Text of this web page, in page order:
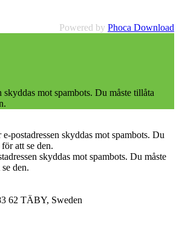
Powered by Phoca Download
skyddas mot spambots. Du måste tillåta
e-postadressen skyddas mot spambots. Du
att se den.
skyddas mot spambots. Du måste
den.
62 TÄBY, Sweden